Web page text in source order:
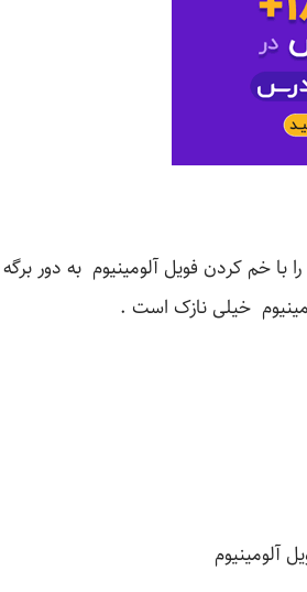
با خم کردن فویل آلومینیوم به دور برگه
خیلی نازک است .